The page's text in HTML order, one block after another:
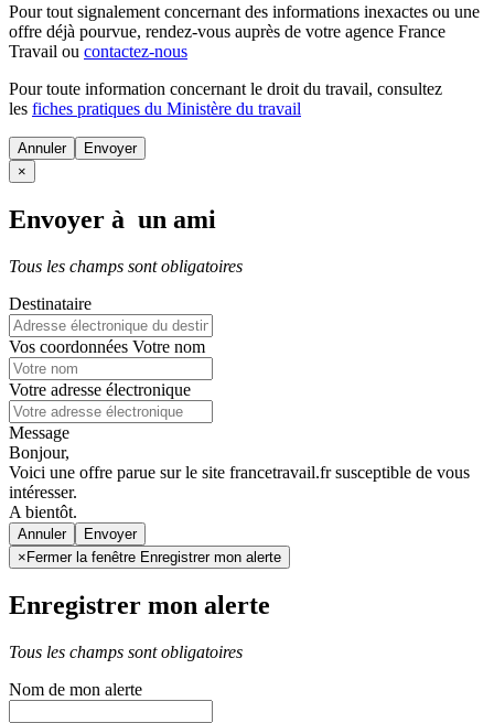
Pour tout signalement concernant des informations inexactes ou une
offre déjà pourvue, rendez-vous auprès de votre agence France
Travail ou contactez-nous
Pour toute information concernant le droit du travail, consultez
les fiches pratiques du Ministère du travail
Annuler
×
Envoyer à un ami
Tous les champs sont obligatoires
Destinataire
Vos coordonnées Votre nom
Votre adresse électronique
Message
Bonjour,
Voici une offre parue sur le site francetravail.fr susceptible de vous
intéresser.
A bientôt.
Annuler
×Fermer la fenêtre Enregistrer mon alerte
Enregistrer mon alerte
Tous les champs sont obligatoires
Nom de mon alerte